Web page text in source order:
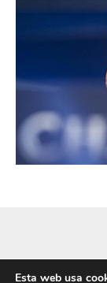
Esta web usa